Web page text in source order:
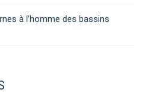
à l’homme des bassins